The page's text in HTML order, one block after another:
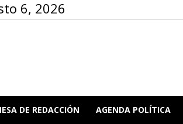
6, 2026
DE REDACCIÓN AGENDA POLÍTICA